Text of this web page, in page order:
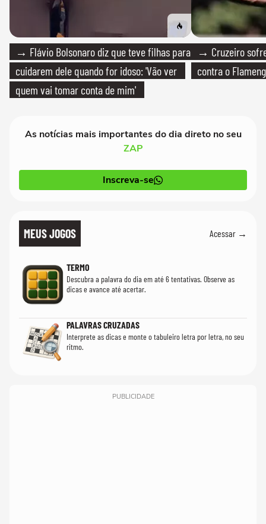
→ Flávio Bolsonaro diz que teve filhas para
cuidarem dele quando for idoso: 'Vão ver
quem vai tomar conta de mim'
→ Cruzeiro
contra o
As notícias mais importantes do dia direto no seu
ZAP
Inscreva-se
MEUS JOGOS Acessar →
TERMO
Descubra a palavra do dia em até 6 tentativas. Observe as
dicas e avance até acertar.
PALAVRAS CRUZADAS
Interprete as dicas e monte o tabuleiro letra por letra, no seu
ritmo.
PUBLICIDADE